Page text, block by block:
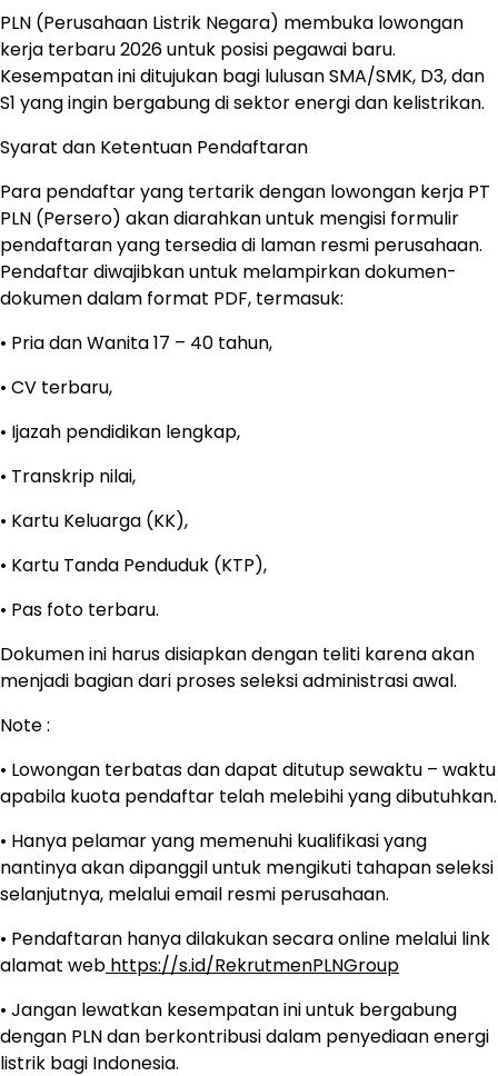
PLN (Perusahaan Listrik Negara) membuka lowongan
kerja terbaru 2026 untuk posisi pegawai baru.
Kesempatan ini ditujukan bagi lulusan SMA/SMK, D3, dan
S1 yang ingin bergabung di sektor energi dan kelistrikan.
Syarat dan Ketentuan Pendaftaran
Para pendaftar yang tertarik dengan lowongan kerja PT
PLN (Persero) akan diarahkan untuk mengisi formulir
pendaftaran yang tersedia di laman resmi perusahaan.
Pendaftar diwajibkan untuk melampirkan dokumen-
dokumen dalam format PDF, termasuk:
• Pria dan Wanita 17 – 40 tahun,
• CV terbaru,
• Ijazah pendidikan lengkap,
• Transkrip nilai,
• Kartu Keluarga (KK),
• Kartu Tanda Penduduk (KTP),
• Pas foto terbaru.
Dokumen ini harus disiapkan dengan teliti karena akan
menjadi bagian dari proses seleksi administrasi awal.
Note :
• Lowongan terbatas dan dapat ditutup sewaktu – waktu
apabila kuota pendaftar telah melebihi yang dibutuhkan.
• Hanya pelamar yang memenuhi kualifikasi yang
nantinya akan dipanggil untuk mengikuti tahapan seleksi
selanjutnya, melalui email resmi perusahaan.
• Pendaftaran hanya dilakukan secara online melalui link
alamat web https://s.id/RekrutmenPLNGroup
• Jangan lewatkan kesempatan ini untuk bergabung
dengan PLN dan berkontribusi dalam penyediaan energi
listrik bagi Indonesia.